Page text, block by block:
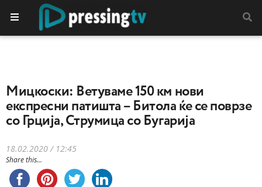
Мицкоски: Ветуваме 150 км нови
експресни патишта – Битола ќе се поврзе
со Грција, Струмица со Бугарија
18.02.2020 / 12:45
Share this...